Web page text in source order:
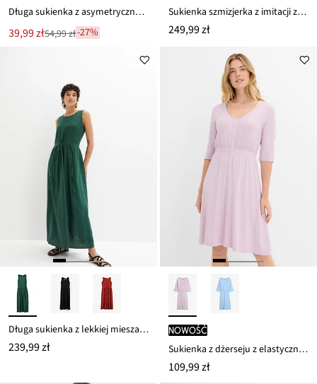
Długa sukienka z asymetrycznym dołem
Nowa
cena
39,99 zł
Przeceniono
54,99 zł-27%
Sukienka szmizjerka z imitacji zamszu
249,99 zł
Długa sukienka z lekkiej mieszanki lnu i wiskozy
239,99 zł
nowość
Sukienka z dżerseju z elastycznej mieszanki wiskozy
109,99 zł